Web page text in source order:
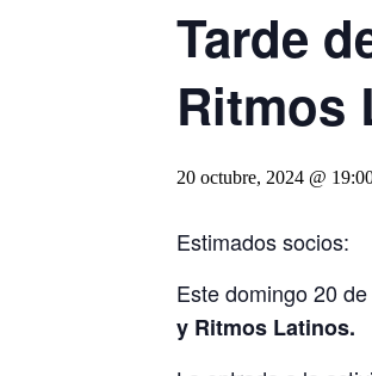
Tarde
Ritmos
20 octubre, 2024 @
Estimados socios:
Este domingo 20
y Ritmos Latinos.